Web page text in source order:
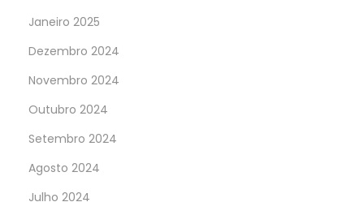
Janeiro 2025
Dezembro 2024
Novembro 2024
Outubro 2024
Setembro 2024
Agosto 2024
Julho 2024